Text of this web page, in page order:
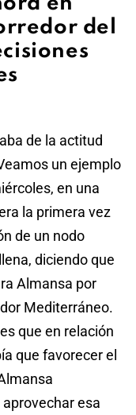
del
de la actitud
un ejemplo
en una
la primera vez
de un nodo
diciendo que
Almansa por
Mediterráneo.
que en relación
que favorecer el
esa